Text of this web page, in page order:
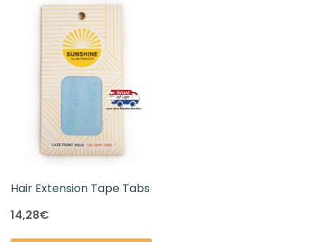
Hair Extension Tape Tabs
14,28€